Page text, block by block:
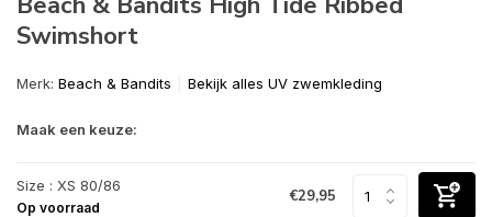
Swimshort
Merk: Beach & Bandits Bekijk alles UV zwemkleding
Maak een keuze:
Size : XS 80/86
Op voorraad
€29,95